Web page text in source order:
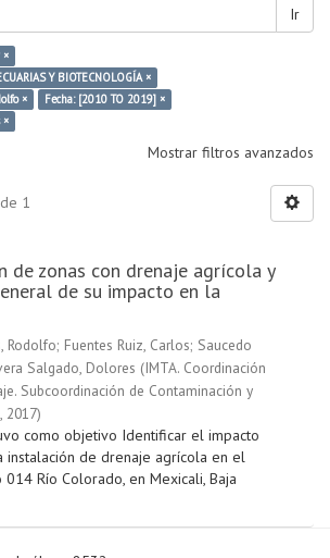
Ir
×
Y BIOTECNOLOGÍA ×
×
Fecha: [2010 TO 2019] ×
×
Mostrar filtros avanzados
1
de zonas con drenaje agrícola y
de su impacto en la
Rodolfo; Fuentes Ruiz, Carlos; Saucedo
Salgado, Dolores (IMTA. Coordinación
Subcoordinación de Contaminación y
, 2017)
como objetivo Identificar el impacto
instalación de drenaje agrícola en el
Río Colorado, en Mexicali, Baja